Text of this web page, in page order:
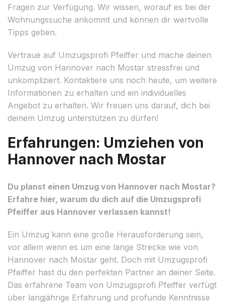
Fragen zur Verfügung. Wir wissen, worauf es bei der
Wohnungssuche ankommt und können dir wertvolle
Tipps geben.
Vertraue auf Umzugsprofi Pfeiffer und mache deinen
Umzug von Hannover nach Mostar stressfrei und
unkompliziert. Kontaktiere uns noch heute, um weitere
Informationen zu erhalten und ein individuelles
Angebot zu erhalten. Wir freuen uns darauf, dich bei
deinem Umzug unterstützen zu dürfen!
Erfahrungen: Umziehen von
Hannover nach Mostar
Du planst einen Umzug von Hannover nach Mostar?
Erfahre hier, warum du dich auf die Umzugsprofi
Pfeiffer aus Hannover verlassen kannst!
Ein Umzug kann eine große Herausforderung sein,
vor allem wenn es um eine lange Strecke wie von
Hannover nach Mostar geht. Doch mit Umzugsprofi
Pfeiffer hast du den perfekten Partner an deiner Seite.
Das erfahrene Team von Umzugsprofi Pfeiffer verfügt
über langjährige Erfahrung und profunde Kenntnisse